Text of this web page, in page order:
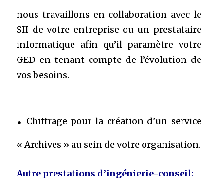
nous travaillons en collaboration avec le
SII de votre entreprise ou un prestataire
informatique afin qu’il paramètre votre
GED en tenant compte de l’évolution de
vos besoins.
. Chiffrage pour la création d’un service
« Archives » au sein de votre organisation.
Autre prestations d’ingénierie-conseil: